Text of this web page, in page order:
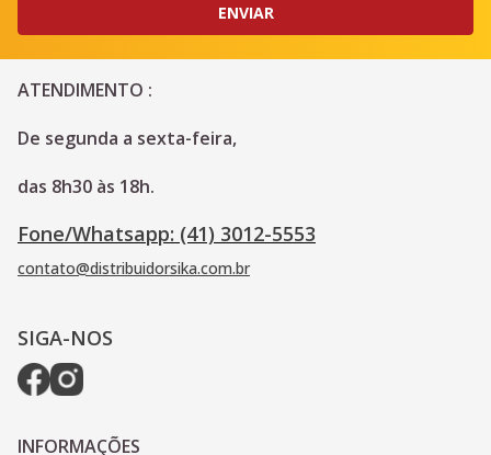
ENVIAR
ATENDIMENTO :
De segunda a sexta-feira,
das 8h30 às 18h.
Fone/Whatsapp: (41) 3012-5553
contato@distribuidorsika.com.br
SIGA-NOS
INFORMAÇÕES